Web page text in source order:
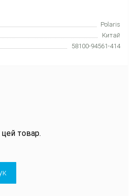
Polaris
Китай
58100-94561-414
цей товар.